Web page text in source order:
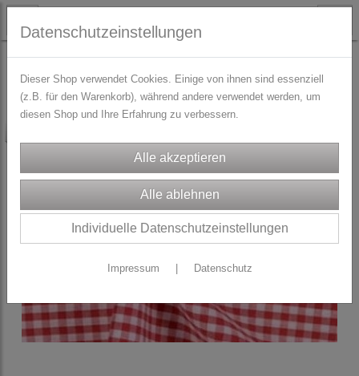
STOFFE Dirndl/Trachtenstoffe
Datenschutzeinstellungen
Dieser Shop verwendet Cookies. Einige von ihnen sind essenziell
(z.B. für den Warenkorb), während andere verwendet werden, um
diesen Shop und Ihre Erfahrung zu verbessern.
Individuelle Datenschutzeinstellungen
Impressum Datenschutz